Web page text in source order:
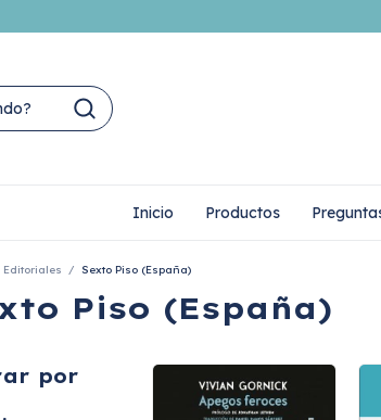
Inicio Productos
Editoriales / Sexto Piso (España)
Piso (España)
por